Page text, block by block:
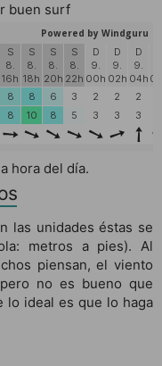
buen surf
hora del día.
las unidades éstas se
metros a pies). Al
piensan, el viento
no es bueno que
lo ideal es que lo haga